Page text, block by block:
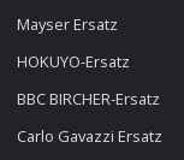
Mayser Ersatz
HOKUYO-Ersatz
BBC BIRCHER-Ersatz
Carlo Gavazzi Ersatz